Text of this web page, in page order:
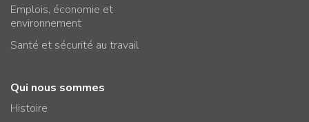
Emplois, économie et
environnement
Santé et sécurité au travail
Qui nous sommes
Histoire